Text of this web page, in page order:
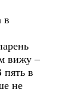
в
вижу –
пять в
не